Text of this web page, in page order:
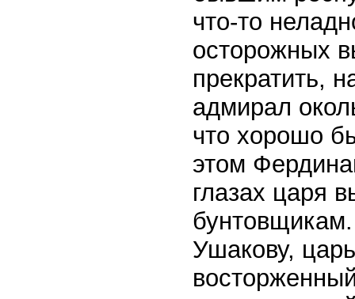
что-то
осторожных
прекратить,
адмирал
что хорошо
этом
глазах царя
Ушакову,